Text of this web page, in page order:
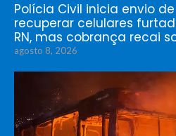
Polícia Civil inicia envio
recuperar celulares
RN, mas cobrança recai
agosto 8, 2026